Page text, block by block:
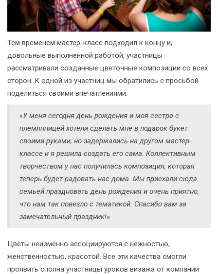
Тем временем мастер-класс подходил к концу и,
довольные выполненной работой, участницы
рассматривали созданные цветочные композиции со всех
сторон. К одной из участниц мы обратились с просьбой
поделиться своими впечатлениями:
«У меня сегодня день рождения и моя сестра с
племянницей хотели сделать мне в подарок букет
своими руками, но задержались на другом мастер-
классе и я решила создать его сама. Коллективным
творчеством у нас получилась композиция, которая
теперь будет радовать нас дома. Мы приехали сюда
семьей праздновать день рождения и очень приятно,
что нам так повезло с тематикой. Спасибо вам за
замечательный праздник!»
Цветы неизменно ассоциируются с нежностью,
женственностью, красотой. Все эти качества смогли
проявить сполна участницы уроков визажа от компании